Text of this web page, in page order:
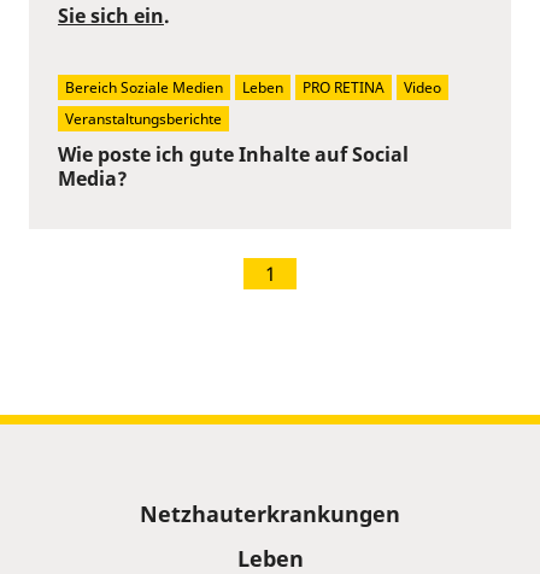
Wie poste ich gute Inhalte auf Social
Media?
Sie sich ein.
Bereich Soziale Medien Leben PRO RETINA
Video
Veranstaltungsberichte
1
Netzhauterkrankungen
Leben